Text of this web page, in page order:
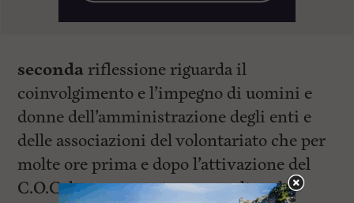
seconda riflessione riguarda il
coinvolgimento e l’impegno di uomini e
donne dell’amministrazione degli enti e
delle associazioni del volontariato che per
molte ore prima e dopo l’attivazione del
C.O.C. hanno operato per ascoltare le